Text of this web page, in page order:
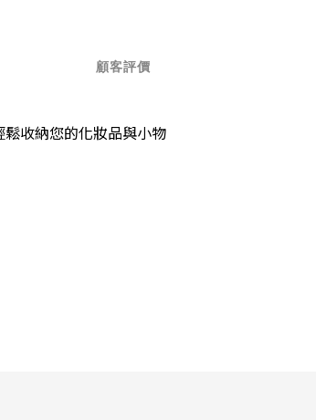
顧客評價
收納您的化妝品與小物